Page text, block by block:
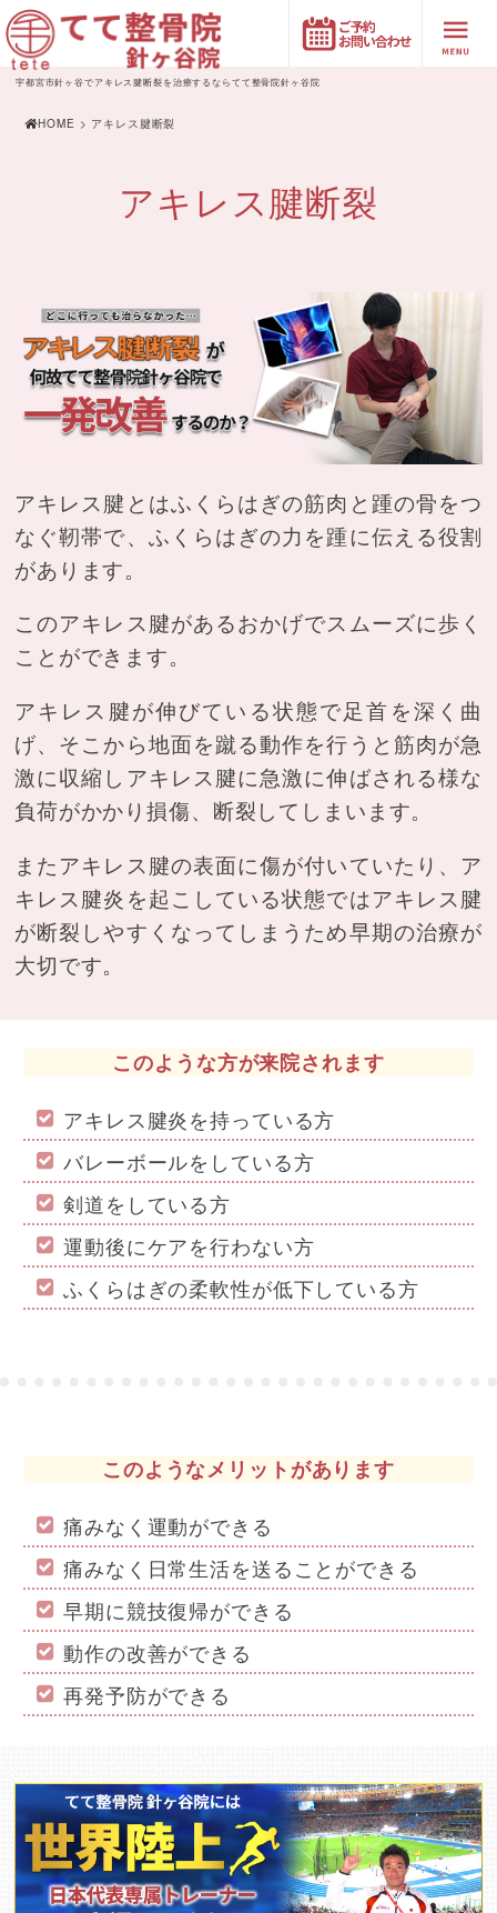
宇都宮市針ヶ谷でアキレス腱断裂を治療するならてて整骨院針ヶ谷院
HOME > アキレス腱断裂
アキレス腱断裂
アキレス腱とはふくらはぎの筋肉と踵の骨をつ
なぐ靭帯で、ふくらはぎの力を踵に伝える役割
があります。
このアキレス腱があるおかげでスムーズに歩く
ことができます。
アキレス腱が伸びている状態で足首を深く曲
げ、そこから地面を蹴る動作を行うと筋肉が急
激に収縮しアキレス腱に急激に伸ばされる様な
負荷がかかり損傷、断裂してしまいます。
またアキレス腱の表面に傷が付いていたり、ア
キレス腱炎を起こしている状態ではアキレス腱
が断裂しやすくなってしまうため早期の治療が
大切です。
このような方が来院されます
アキレス腱炎を持っている方
バレーボールをしている方
剣道をしている方
運動後にケアを行わない方
ふくらはぎの柔軟性が低下している方
このようなメリットがあります
痛みなく運動ができる
痛みなく日常生活を送ることができる
早期に競技復帰ができる
動作の改善ができる
再発予防ができる